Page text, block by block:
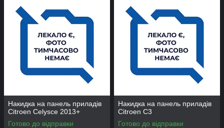
Накидка на панель приладів
Citroen Celysce 2013+
Готово до відправки
Накидка на панель приладів
Citroen C3
Готово до відправки